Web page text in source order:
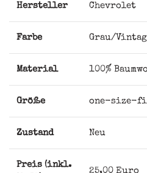
Hersteller Chevrolet
Farbe Grau/
Material 100%
Größe one-
Zustand Neu
Preis (inkl.
25,00 Euro